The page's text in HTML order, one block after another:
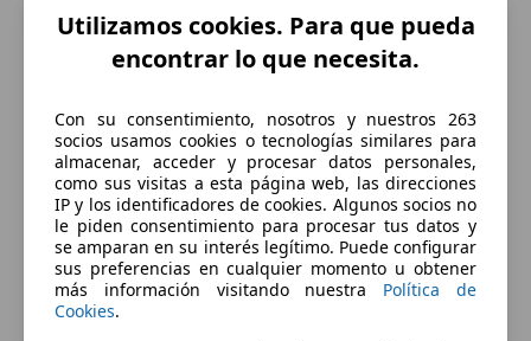
Utilizamos cookies. Para que pueda
encontrar lo que necesita.
Con su consentimiento, nosotros y nuestros 263
socios usamos cookies o tecnologías similares para
almacenar, acceder y procesar datos personales,
como sus visitas a esta página web, las direcciones
IP y los identificadores de cookies. Algunos socios no
le piden consentimiento para procesar tus datos y
se amparan en su interés legítimo. Puede configurar
sus preferencias en cualquier momento u obtener
más información visitando nuestra Política de
Cookies.